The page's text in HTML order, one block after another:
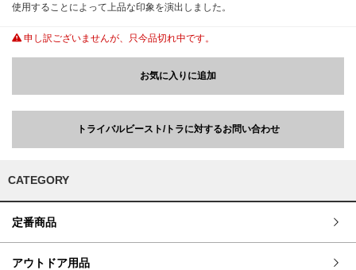
使用することによって上品な印象を演出しました。
申し訳ございませんが、只今品切れ中です。
お気に入りに追加
トライバルビースト/トラに対するお問い合わせ
CATEGORY
定番商品
アウトドア用品